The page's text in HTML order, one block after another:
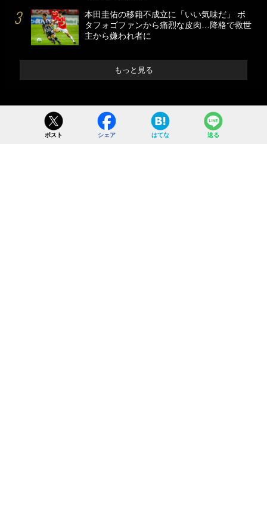
本田圭佑の移籍不成立に「いい気味だ」 ボ
タフォゴファンから痛烈な皮肉…降格で救世
主から嫌われ者に
もっと見る
ポスト シェア はてな 送る